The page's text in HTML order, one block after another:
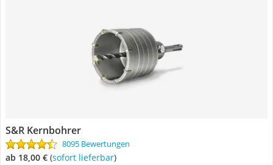
S&R Kernbohrer
8095 Bewertungen
ab 18,00 € ( Sofort lieferbar)